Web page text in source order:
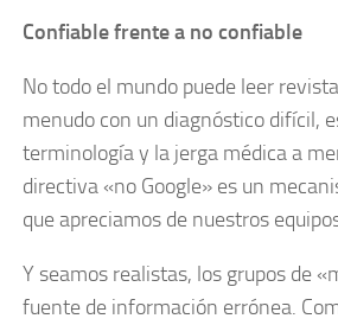
Confiable frente a no confiable
No todo el mundo puede leer
menudo con un diagnóstico difícil,
terminología y la jerga médica a
directiva «no Google» es un
que apreciamos de nuestros
Y seamos realistas, los grupos de
fuente de información errónea.